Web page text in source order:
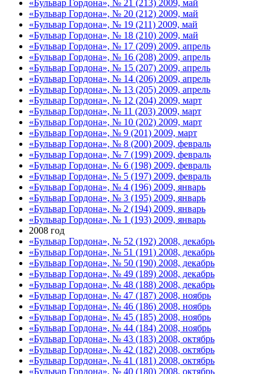
«Бульвар Гордона», № 21 (213) 2009, май
«Бульвар Гордона», № 20 (212) 2009, май
«Бульвар Гордона», № 19 (211) 2009, май
«Бульвар Гордона», № 18 (210) 2009, май
«Бульвар Гордона», № 17 (209) 2009, апрель
«Бульвар Гордона», № 16 (208) 2009, апрель
«Бульвар Гордона», № 15 (207) 2009, апрель
«Бульвар Гордона», № 14 (206) 2009, апрель
«Бульвар Гордона», № 13 (205) 2009, апрель
«Бульвар Гордона», № 12 (204) 2009, март
«Бульвар Гордона», № 11 (203) 2009, март
«Бульвар Гордона», № 10 (202) 2009, март
«Бульвар Гордона», № 9 (201) 2009, март
«Бульвар Гордона», № 8 (200) 2009, февраль
«Бульвар Гордона», № 7 (199) 2009, февраль
«Бульвар Гордона», № 6 (198) 2009, февраль
«Бульвар Гордона», № 5 (197) 2009, февраль
«Бульвар Гордона», № 4 (196) 2009, январь
«Бульвар Гордона», № 3 (195) 2009, январь
«Бульвар Гордона», № 2 (194) 2009, январь
«Бульвар Гордона», № 1 (193) 2009, январь
2008 год
«Бульвар Гордона», № 52 (192) 2008, декабрь
«Бульвар Гордона», № 51 (191) 2008, декабрь
«Бульвар Гордона», № 50 (190) 2008, декабрь
«Бульвар Гордона», № 49 (189) 2008, декабрь
«Бульвар Гордона», № 48 (188) 2008, декабрь
«Бульвар Гордона», № 47 (187) 2008, ноябрь
«Бульвар Гордона», № 46 (186) 2008, ноябрь
«Бульвар Гордона», № 45 (185) 2008, ноябрь
«Бульвар Гордона», № 44 (184) 2008, ноябрь
«Бульвар Гордона», № 43 (183) 2008, октябрь
«Бульвар Гордона», № 42 (182) 2008, октябрь
«Бульвар Гордона», № 41 (181) 2008, октябрь
«Бульвар Гордона», № 40 (180) 2008, октябрь